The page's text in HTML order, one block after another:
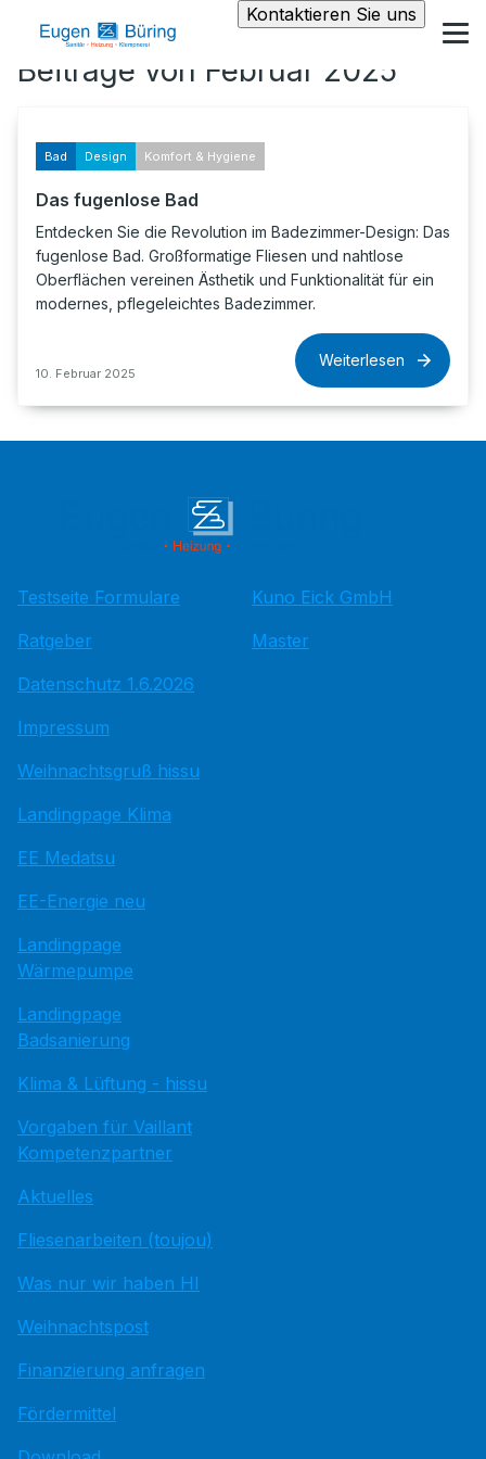
Kontaktieren Sie uns
Beiträge von Februar 2025
Bad Design Komfort & Hygiene
Das fugenlose Bad
Entdecken Sie die Revolution im Badezimmer-Design: Das
fugenlose Bad. Großformatige Fliesen und nahtlose
Oberflächen vereinen Ästhetik und Funktionalität für ein
modernes, pflegeleichtes Badezimmer.
10. Februar 2025
Weiterlesen
Testseite Formulare
Ratgeber
Datenschutz 1.6.2026
Impressum
Weihnachtsgruß hissu
Landingpage Klima
EE Medatsu
EE-Energie neu
Landingpage
Wärmepumpe
Landingpage
Badsanierung
Klima & Lüftung - hissu
Vorgaben für Vaillant
Kompetenzpartner
Aktuelles
Fliesenarbeiten (toujou)
Was nur wir haben HI
Weihnachtspost
Finanzierung anfragen
Fördermittel
Kuno Eick GmbH
Master